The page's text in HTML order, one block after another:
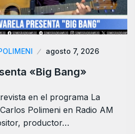
agosto 7, 2026
«Big Bang»
en el programa La
Polimeni en Radio AM
productor…